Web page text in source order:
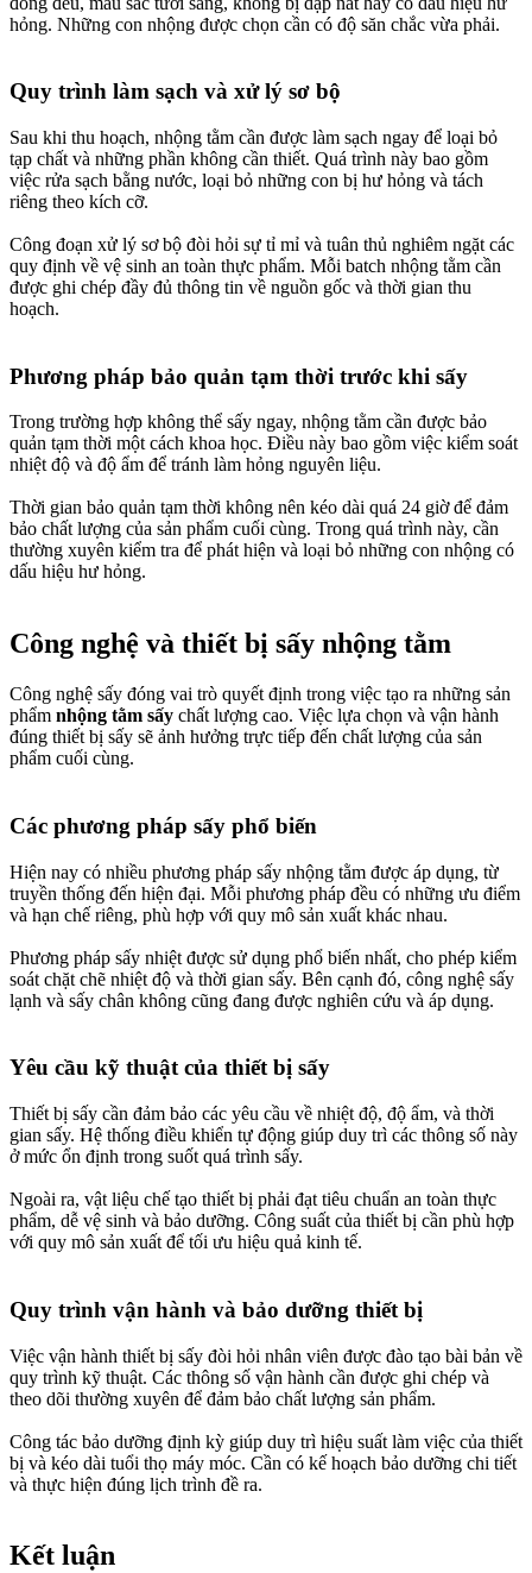
hỏng. Những con nhộng được chọn cần có độ săn chắc vừa phải.
Quy trình làm sạch và xử lý sơ bộ​
Sau khi thu hoạch, nhộng tằm cần được làm sạch ngay để loại bỏ
tạp chất và những phần không cần thiết. Quá trình này bao gồm
việc rửa sạch bằng nước, loại bỏ những con bị hư hỏng và tách
riêng theo kích cỡ.
Công đoạn xử lý sơ bộ đòi hỏi sự tỉ mỉ và tuân thủ nghiêm ngặt các
quy định về vệ sinh an toàn thực phẩm. Mỗi batch nhộng tằm cần
được ghi chép đầy đủ thông tin về nguồn gốc và thời gian thu
hoạch.
Phương pháp bảo quản tạm thời trước khi sấy​
Trong trường hợp không thể sấy ngay, nhộng tằm cần được bảo
quản tạm thời một cách khoa học. Điều này bao gồm việc kiểm soát
nhiệt độ và độ ẩm để tránh làm hỏng nguyên liệu.
Thời gian bảo quản tạm thời không nên kéo dài quá 24 giờ để đảm
bảo chất lượng của sản phẩm cuối cùng. Trong quá trình này, cần
thường xuyên kiểm tra để phát hiện và loại bỏ những con nhộng có
dấu hiệu hư hỏng.
Công nghệ và thiết bị sấy nhộng tằm​
Công nghệ sấy đóng vai trò quyết định trong việc tạo ra những sản
phẩm nhộng tằm sấy chất lượng cao. Việc lựa chọn và vận hành
đúng thiết bị sấy sẽ ảnh hưởng trực tiếp đến chất lượng của sản
phẩm cuối cùng.
Các phương pháp sấy phổ biến​
Hiện nay có nhiều phương pháp sấy nhộng tằm được áp dụng, từ
truyền thống đến hiện đại. Mỗi phương pháp đều có những ưu điểm
và hạn chế riêng, phù hợp với quy mô sản xuất khác nhau.
Phương pháp sấy nhiệt được sử dụng phổ biến nhất, cho phép kiểm
soát chặt chẽ nhiệt độ và thời gian sấy. Bên cạnh đó, công nghệ sấy
lạnh và sấy chân không cũng đang được nghiên cứu và áp dụng.
Yêu cầu kỹ thuật của thiết bị sấy​
Thiết bị sấy cần đảm bảo các yêu cầu về nhiệt độ, độ ẩm, và thời
gian sấy. Hệ thống điều khiển tự động giúp duy trì các thông số này
ở mức ổn định trong suốt quá trình sấy.
Ngoài ra, vật liệu chế tạo thiết bị phải đạt tiêu chuẩn an toàn thực
phẩm, dễ vệ sinh và bảo dưỡng. Công suất của thiết bị cần phù hợp
với quy mô sản xuất để tối ưu hiệu quả kinh tế.
Quy trình vận hành và bảo dưỡng thiết bị​
Việc vận hành thiết bị sấy đòi hỏi nhân viên được đào tạo bài bản về
quy trình kỹ thuật. Các thông số vận hành cần được ghi chép và
theo dõi thường xuyên để đảm bảo chất lượng sản phẩm.
Công tác bảo dưỡng định kỳ giúp duy trì hiệu suất làm việc của thiết
bị và kéo dài tuổi thọ máy móc. Cần có kế hoạch bảo dưỡng chi tiết
và thực hiện đúng lịch trình đề ra.
Kết luận​